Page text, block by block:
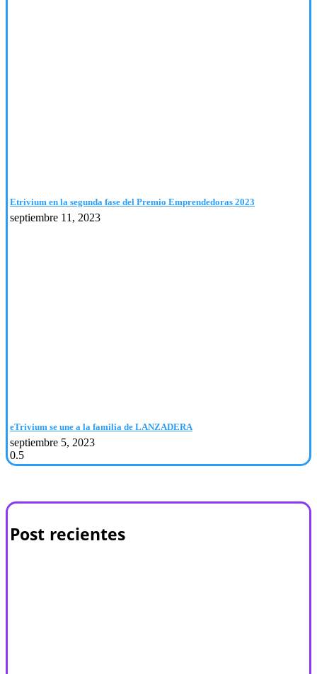
Etrivium en la segunda fase del Premio Emprendedoras 2023
septiembre 11, 2023
eTrivium se une a la familia de LANZADERA
septiembre 5, 2023
Post recientes